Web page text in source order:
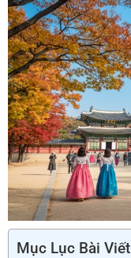
Mục Lục Bài Viết